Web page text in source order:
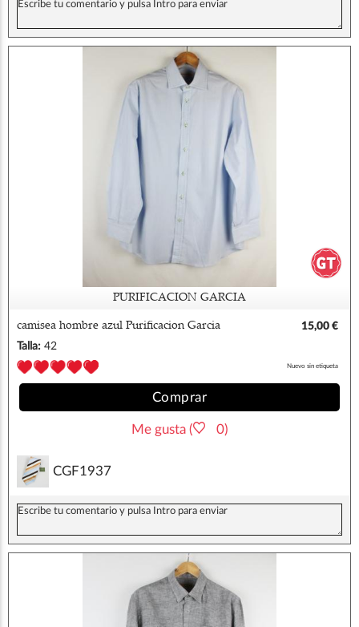
PURIFICACION GARCIA
camisea hombre azul Purificacion Garcia
15,00 €
Talla: 42
Nuevo sin etiqueta
Comprar
Me gusta ( 0)
CGF1937